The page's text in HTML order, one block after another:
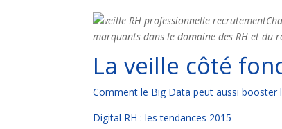
marquants dans le domaine des RH et du
La veille côté
Comment le Big Data peut aussi booster
Digital RH : les tendances 2015